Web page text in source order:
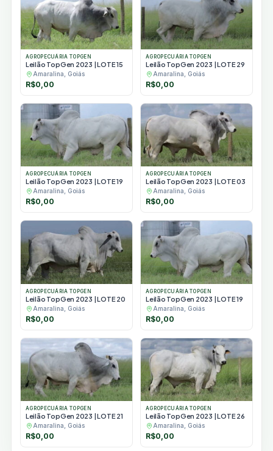
AGROPECUÁRIA TOPGEN
Leilão TopGen 2023 | LOTE 15
Amaralina, Goiás
R$0,00
AGROPECUÁRIA TOPGEN
Leilão TopGen 2023 | LOTE 29
Amaralina, Goiás
R$0,00
AGROPECUÁRIA TOPGEN
Leilão TopGen 2023 | LOTE 19
Amaralina, Goiás
R$0,00
AGROPECUÁRIA TOPGEN
Leilão TopGen 2023 | LOTE 03
Amaralina, Goiás
R$0,00
AGROPECUÁRIA TOPGEN
Leilão TopGen 2023 | LOTE 20
Amaralina, Goiás
R$0,00
AGROPECUÁRIA TOPGEN
Leilão TopGen 2023 | LOTE 19
Amaralina, Goiás
R$0,00
AGROPECUÁRIA TOPGEN
Leilão TopGen 2023 | LOTE 21
Amaralina, Goiás
R$0,00
AGROPECUÁRIA TOPGEN
Leilão TopGen 2023 | LOTE 26
Amaralina, Goiás
R$0,00